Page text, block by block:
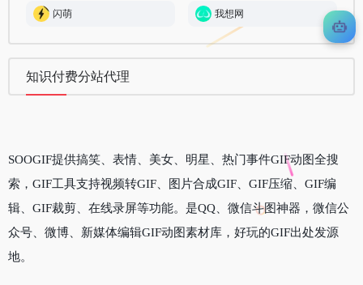
闪萌 我想网
知识付费分站代理
SOOGIF提供搞笑、表情、美女、明星、热门事件GIF动图全搜
索，GIF工具支持视频转GIF、图片合成GIF、GIF压缩、GIF编
辑、GIF裁剪、在线录屏等功能。是QQ、微信斗图神器，微信公
众号、微博、新媒体编辑GIF动图素材库，好玩的GIF出处发源
地。